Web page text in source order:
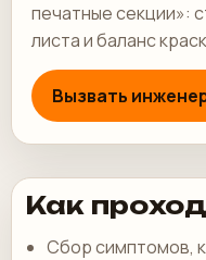
печатные секции»:
листа и баланс
Вызвать
Как
Сбор симптомов,